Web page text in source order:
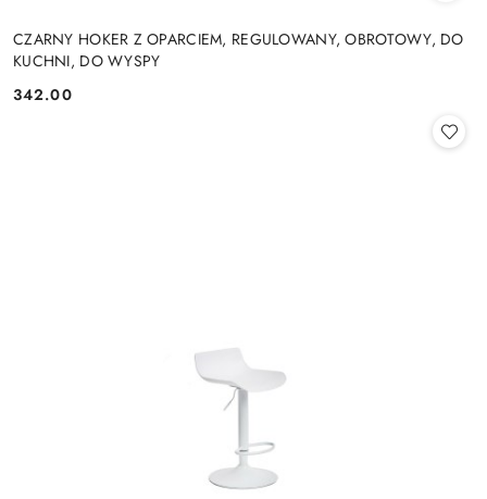
CZARNY HOKER Z OPARCIEM, REGULOWANY, OBROTOWY, DO
KUCHNI, DO WYSPY
Cena:
342.00